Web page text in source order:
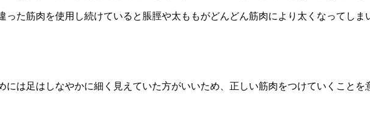
った筋肉を使用し続けていると脹脛や太ももがどんどん筋肉により太くなってしま
には足はしなやかに細く見えていた方がいいため、正しい筋肉をつけていくことを